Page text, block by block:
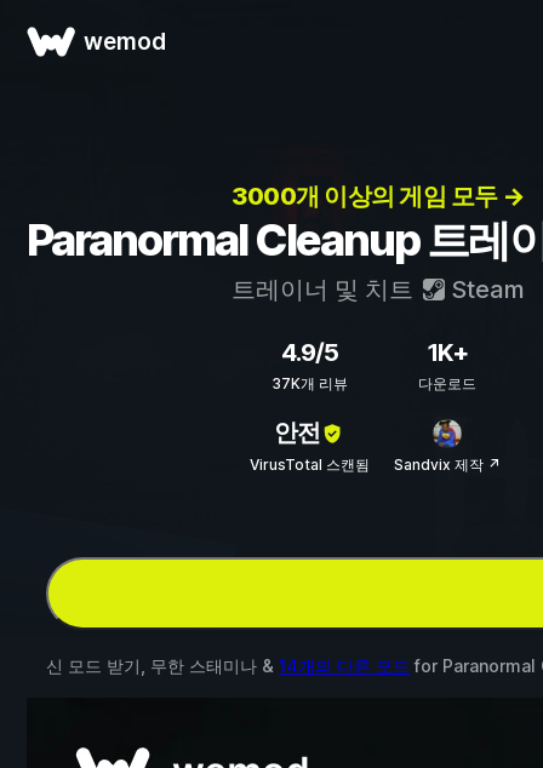
wemod
3000개 이상의 게임 모두 →
Paranormal Cleanup 트레
트레이너 및 치트 Steam
4.9/5
37K개 리뷰
1K+
다운로드
안전
VirusTotal 스캔됨 Sandvix 제작 ↗
신 모드 받기, 무한 스태미나 & 14개의 다른 모드 for Paranormal